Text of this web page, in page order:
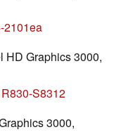
2101ea
HD Graphics 3000,
S8312
3000,